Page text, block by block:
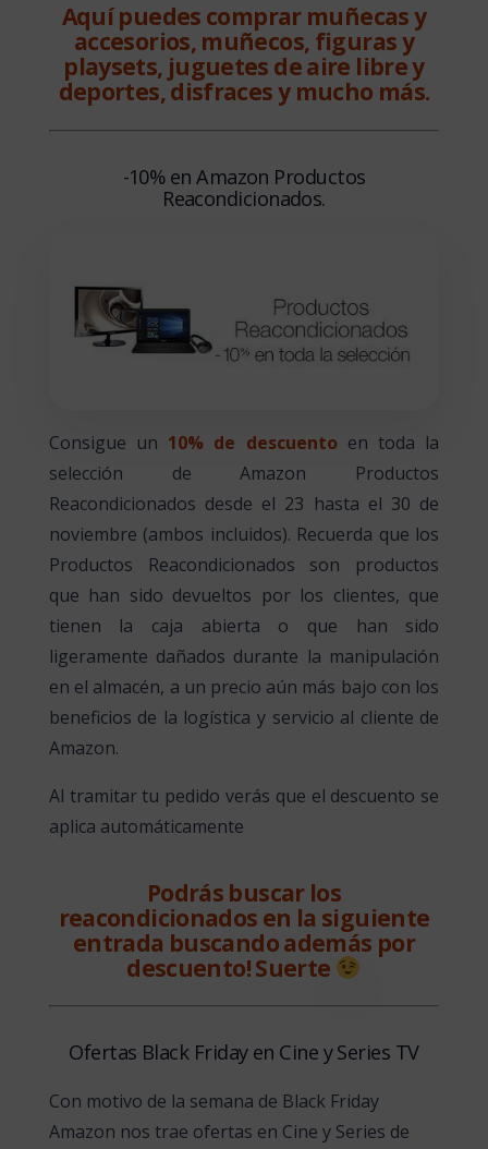
Aquí puedes comprar muñecas y
accesorios, muñecos, figuras y
playsets, juguetes de aire libre y
deportes, disfraces y mucho más.
-10% en Amazon Productos
Reacondicionados.
Consigue un 10% de descuentoen toda la
selección de Amazon Productos
Reacondicionados desde el 23 hasta el 30 de
noviembre (ambos incluidos). Recuerda que los
Productos Reacondicionados son productos
que han sido devueltos por los clientes, que
tienen la caja abierta o que han sido
ligeramente dañados durante la manipulación
en el almacén, a un precio aún más bajo con los
beneficios de la logística y servicio al cliente de
Amazon.
Al tramitar tu pedido verás que el descuento se
aplica automáticamente
Podrás buscar los
reacondicionados en la siguiente
entrada buscando además por
descuento! Suerte
Ofertas Black Friday en Cine y Series TV
Con motivo de la semana de Black Friday
Amazon nos trae ofertas en Cine y Series de